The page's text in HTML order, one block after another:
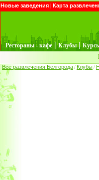
Новые заведения | Карта
Рестораны - кафе | Клубы |
Все развлечения Белгорода / Клубы /